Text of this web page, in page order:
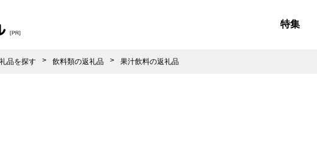
特集
品を探す 飲料類の返礼品 果汁飲料の返礼品